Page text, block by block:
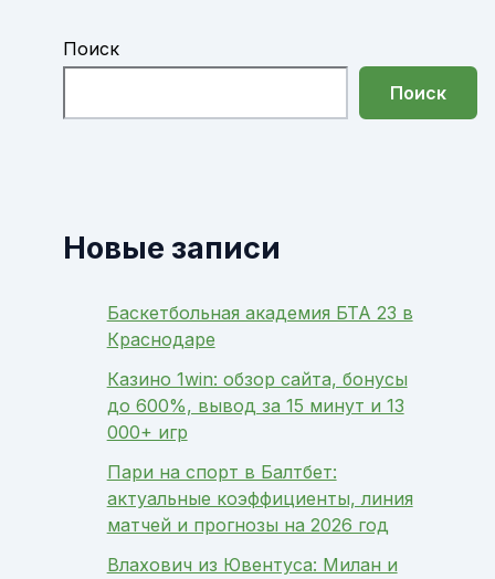
Поиск
Поиск
Новые записи
Баскетбольная академия БТА 23 в
Краснодаре
Казино 1win: обзор сайта, бонусы
до 600%, вывод за 15 минут и 13
000+ игр
Пари на спорт в Балтбет:
актуальные коэффициенты, линия
матчей и прогнозы на 2026 год
Влахович из Ювентуса: Милан и